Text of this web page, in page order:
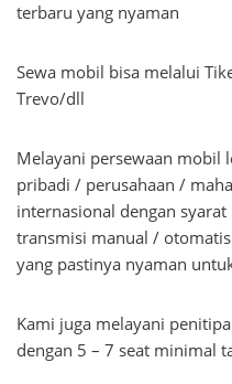
terbaru yang nyaman
Sewa mobil bisa melalui
Trevo/dll
Melayani persewaan mobil
pribadi / perusahaan /
internasional dengan syarat
transmisi manual /
yang pastinya nyaman
Kami juga melayani
dengan 5 – 7 seat minimal